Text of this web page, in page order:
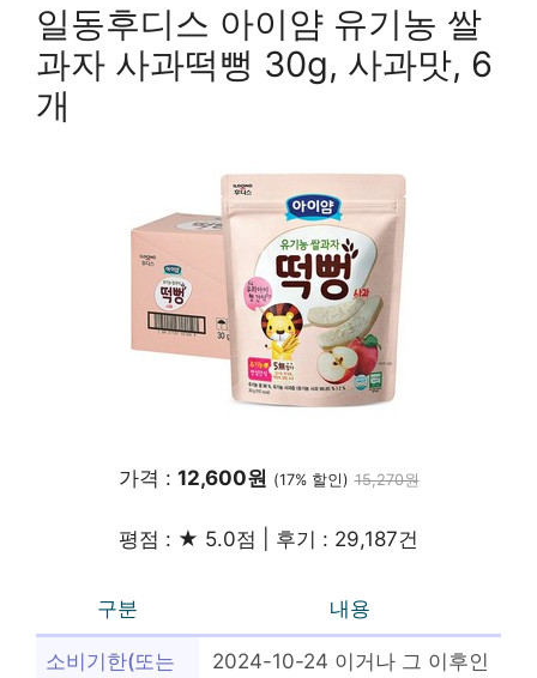
일동후디스 아이얌 유기농 쌀
과자 사과떡뻥 30g, 사과맛, 6
개
가격 : 12,600원 (17% 할인) 15,270원
평점 : ★ 5.0점 | 후기 : 29,187건
구분 내용
소비기한(또는
2024-10-24 이거나 그 이후인